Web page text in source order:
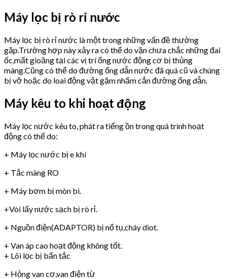
Máy lọc bị rò rỉ nước
Máy lọc bị rò rỉ nước là một trong những vấn đề thường
gặp.Trường hợp này xảy ra có thể do vặn chưa chắc những đai
ốc,mất gioăng tại các vị trí ống nước động cơ bị thủng
màng.Cũng có thể do đường ống dẫn nước đã quá cũ và chúng
bị vỡ hoặc do loai động vật gặm nhấm cắn đường ống dẫn.
Máy kêu to khi hoạt động
Máy lọc nước kêu to, phát ra tiếng ồn trong quá trình hoạt
động có thể do:
+ Máy lọc nước bị e khí
+ Tắc màng RO
+ Máy bơm bị mòn bi.
+Vòi lấy nước sạch bị rò rỉ.
+ Nguồn điện(ADAPTOR) bị nổ tụ,cháy diot.
+ Van áp cao hoạt động không tốt.
+ Lõi lọc bị bẩn tắc
+ Hỏng van cơ,van điện từ